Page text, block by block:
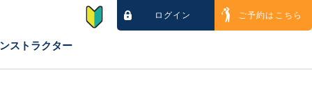
ログイン ご予約はこちら
ストラクター